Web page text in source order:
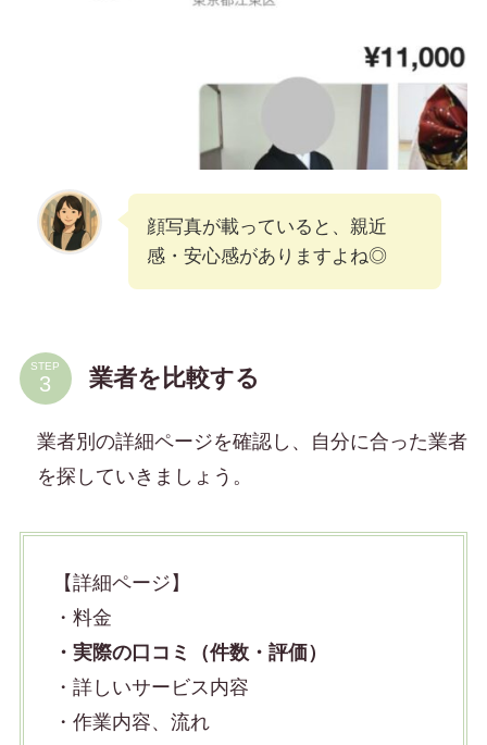
顔写真が載っていると、親近
感・安心感がありますよね◎
STEP 業者を比較する
業者別の詳細ページを確認し、自分に合った業者
を探していきましょう。
【詳細ページ】
・料金
・実際の口コミ（件数・評価）
・詳しいサービス内容
・作業内容、流れ